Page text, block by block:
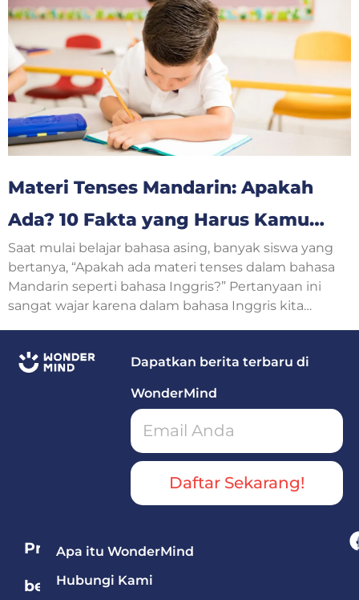
mengikuti kelas bahasa Mandarin, pertanyaan
tentang usia sering muncul dalam percakapan
sehari-hari.
Materi Tenses Mandarin: Apakah
Ada? 10 Fakta yang Harus Kamu
Ketahui
Saat mulai belajar bahasa asing, banyak siswa yang
bertanya, “Apakah ada materi tenses dalam bahasa
Mandarin seperti bahasa Inggris?” Pertanyaan ini
sangat wajar karena dalam bahasa Inggris kita
Dapatkan berita terbaru di
WonderMind
Daftar Sekarang!
Program
berdasarkan
Apa itu WonderMind
Hubungi Kami